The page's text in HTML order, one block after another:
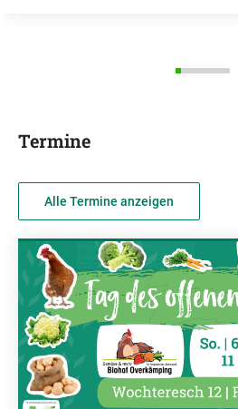
Termine
Alle Termine anzeigen